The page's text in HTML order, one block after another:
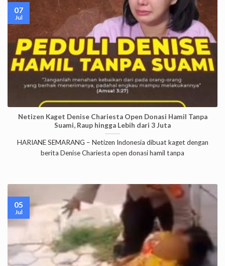
Netizen Kaget Denise Chariesta Open Donasi Hamil Tanpa
Suami, Raup hingga Lebih dari 3 Juta
HARIANE SEMARANG – Netizen Indonesia dibuat kaget dengan
berita Denise Chariesta open donasi hamil tanpa
07
Jul
05
Jul